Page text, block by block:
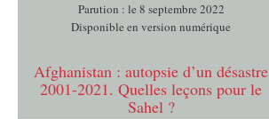
Parution : le 8 septembre 2022
Disponible en version numérique
Afghanistan : autopsie d’un désastre
2001-2021. Quelles leçons pour le
Sahel ?